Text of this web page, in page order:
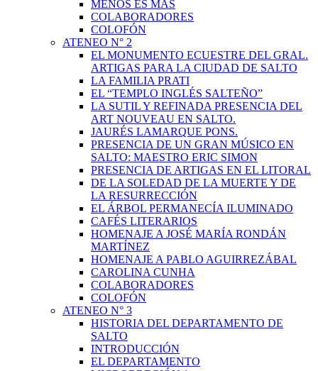
MENOS ES MÁS
COLABORADORES
COLOFÓN
ATENEO N° 2
EL MONUMENTO ECUESTRE DEL GRAL.
ARTIGAS PARA LA CIUDAD DE SALTO
LA FAMILIA PRATI
EL “TEMPLO INGLÉS SALTEÑO”
LA SUTIL Y REFINADA PRESENCIA DEL
ART NOUVEAU EN SALTO.
JAURÉS LAMARQUE PONS.
PRESENCIA DE UN GRAN MÚSICO EN
SALTO: MAESTRO ERIC SIMON
PRESENCIA DE ARTIGAS EN EL LITORAL
DE LA SOLEDAD DE LA MUERTE Y DE
LA RESURRECCIÓN
EL ÁRBOL PERMANECÍA ILUMINADO
CAFÉS LITERARIOS
HOMENAJE A JOSÉ MARÍA RONDÁN
MARTÍNEZ
HOMENAJE A PABLO AGUIRREZÁBAL
CAROLINA CUNHA
COLABORADORES
COLOFÓN
ATENEO N° 3
HISTORIA DEL DEPARTAMENTO DE
SALTO
INTRODUCCIÓN
EL DEPARTAMENTO